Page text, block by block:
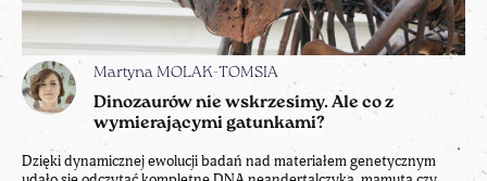
Martyna MOLAK-TOMSIA
Dinozaurów nie wskrzesimy. Ale co z
wymierającymi gatunkami?
Dzięki dynamicznej ewolucji badań nad materiałem genetycznym